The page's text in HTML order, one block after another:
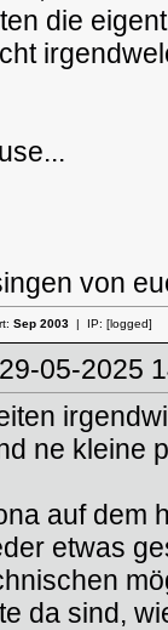
die
von
Sep 2003| IP: [logged]
29-05-
ne kleine
auf dem
etwas
da sind,